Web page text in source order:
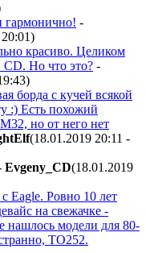
гармонично! -
)
красиво. Целиком
Но что это? -
)
борда с кучей всякой
:) Есть похожий
но от него нет
(18.01.2019 20:11 -
Evgeny_CD(18.01.2019
Eagle. Ровно 10 лет
на свежачке -
нашлось модели для 80-
TO252.